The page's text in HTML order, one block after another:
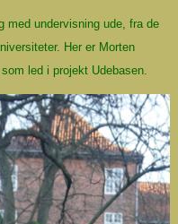
med undervisning ude, fra de
Her er Morten
led i projekt Udebasen.